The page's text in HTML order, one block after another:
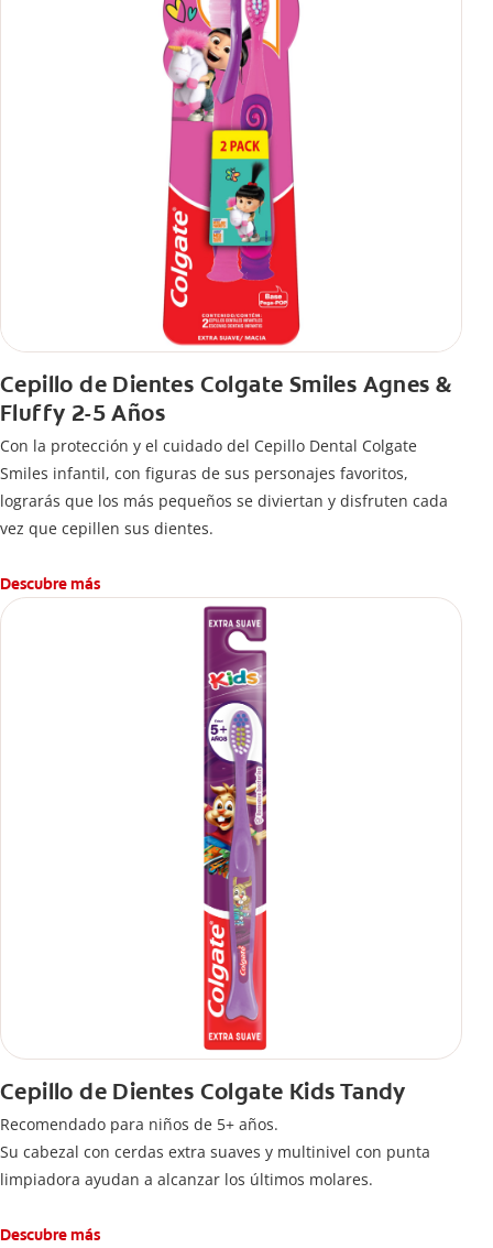
Cepillo de Dientes Colgate Smiles Agnes &
Fluffy 2-5 Años
Con la protección y el cuidado del Cepillo Dental Colgate
Smiles infantil, con figuras de sus personajes favoritos,
lograrás que los más pequeños se diviertan y disfruten cada
vez que cepillen sus dientes.
Descubre más
Cepillo de Dientes Colgate Kids Tandy
Recomendado para niños de 5+ años.
Su cabezal con cerdas extra suaves y multinivel con punta
limpiadora ayudan a alcanzar los últimos molares.
Descubre más